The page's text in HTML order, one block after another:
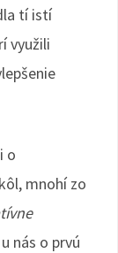
tí istí
využili
o
mnohí zo
nás o prvú